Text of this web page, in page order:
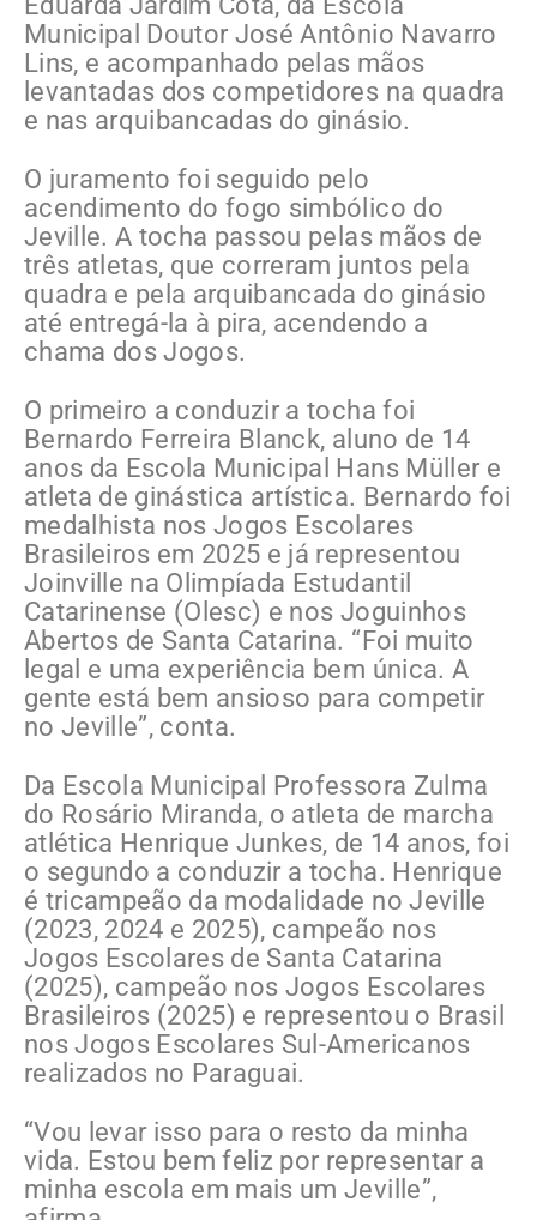
Municipal Doutor José Antônio Navarro
Lins, e acompanhado pelas mãos
levantadas dos competidores na quadra
e nas arquibancadas do ginásio.
O juramento foi seguido pelo
acendimento do fogo simbólico do
Jeville. A tocha passou pelas mãos de
três atletas, que correram juntos pela
quadra e pela arquibancada do ginásio
até entregá-la à pira, acendendo a
chama dos Jogos.
O primeiro a conduzir a tocha foi
Bernardo Ferreira Blanck, aluno de 14
anos da Escola Municipal Hans Müller e
atleta de ginástica artística. Bernardo foi
medalhista nos Jogos Escolares
Brasileiros em 2025 e já representou
Joinville na Olimpíada Estudantil
Catarinense (Olesc) e nos Joguinhos
Abertos de Santa Catarina. “Foi muito
legal e uma experiência bem única. A
gente está bem ansioso para competir
no Jeville”, conta.
Da Escola Municipal Professora Zulma
do Rosário Miranda, o atleta de marcha
atlética Henrique Junkes, de 14 anos, foi
o segundo a conduzir a tocha. Henrique
é tricampeão da modalidade no Jeville
(2023, 2024 e 2025), campeão nos
Jogos Escolares de Santa Catarina
(2025), campeão nos Jogos Escolares
Brasileiros (2025) e representou o Brasil
nos Jogos Escolares Sul-Americanos
realizados no Paraguai.
“Vou levar isso para o resto da minha
vida. Estou bem feliz por representar a
minha escola em mais um Jeville”,